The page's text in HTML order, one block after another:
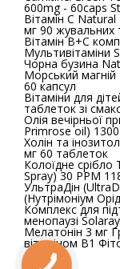
600mg - 60caps
Вітамін C
мг 90 жувальних
Мультивітаміни
Чорна бузина
Морський магній В6+ Nutri
60 капсул
Вітаміни для
таблеток зі
Олія вечірньої
Primrose oil)
Холін та інозитол Natures Plus
мг 60 таблеток
Колоїдне срібло Trace
Spray) 30 PPM
УльтраДін
(Нутрімоніум
Комплекс для
менопаузі
Мелатонін 3 мг
вітаміном В1